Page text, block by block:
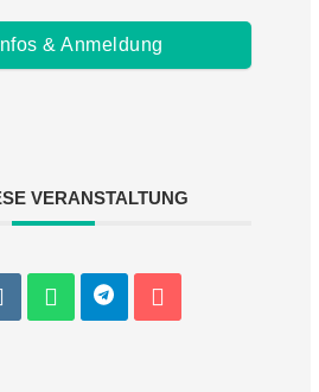
& Anmeldung
VERANSTALTUNG